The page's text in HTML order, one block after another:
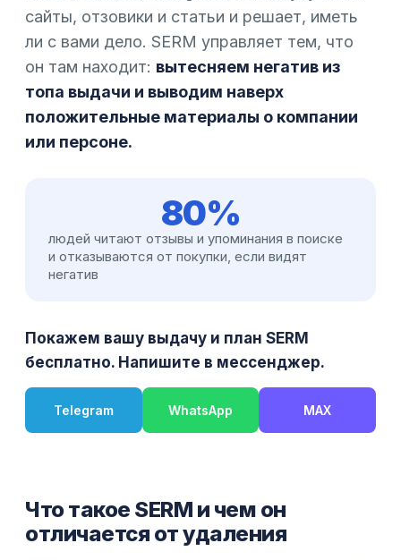
сайты, отзовики и статьи и решает, иметь
ли с вами дело. SERM управляет тем, что
он там находит: вытесняем негатив из
топа выдачи и выводим наверх
положительные материалы о компании
или персоне.
80%
людей читают отзывы и упоминания в поиске
и отказываются от покупки, если видят
негатив
Покажем вашу выдачу и план SERM
бесплатно. Напишите в мессенджер.
Telegram WhatsApp MAX
Что такое SERM и чем он
отличается от удаления